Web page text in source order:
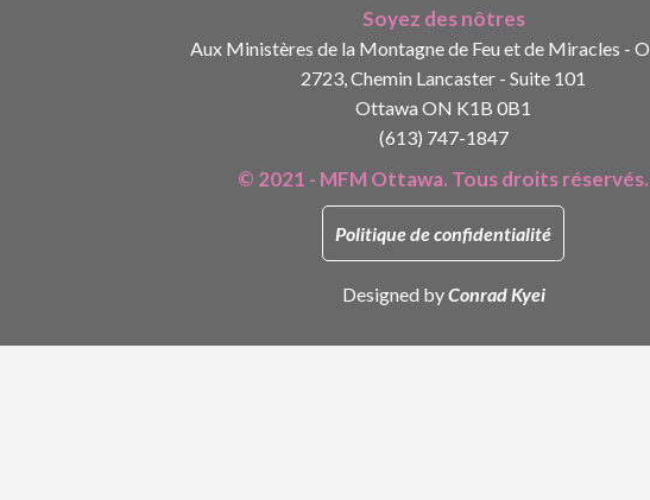
Soyez des nôtres
Aux Ministères de la Montagne de Feu et de Miracles -
2723, Chemin Lancaster - Suite 101
Ottawa ON K1B 0B1
(613) 747-1847
© 2021 - MFM Ottawa. Tous droits réservés.
Politique de confidentialité
Designed byConrad Kyei